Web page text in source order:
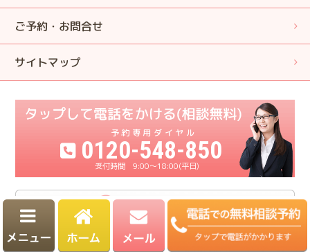
ご予約・お問合せ
サイトマップ
0120-548-850
9:00〜18:00(平日)